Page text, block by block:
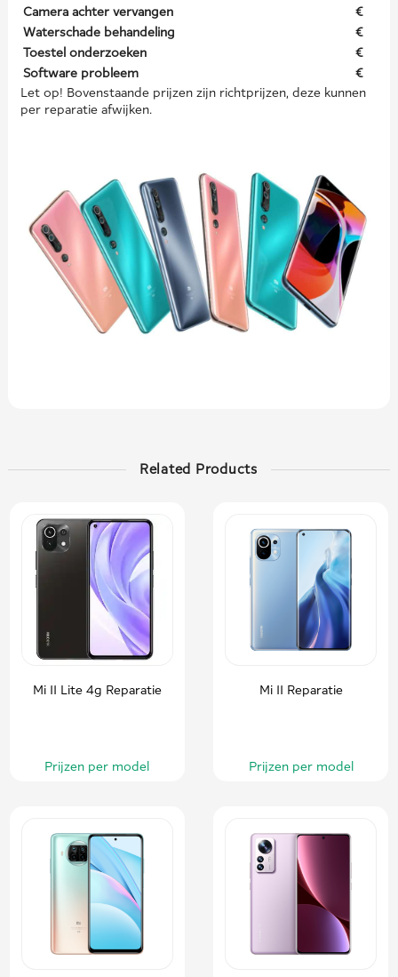
Camera achter vervangen
€
Waterschade behandeling
€
Toestel onderzoeken
€
Software probleem
€
Let op! Bovenstaande prijzen zijn richtprijzen, deze kunnen
per reparatie afwijken.
Related Products
Mi 11 Lite 4g Reparatie
Prijzen per model
Mi 11 Reparatie
Prijzen per model